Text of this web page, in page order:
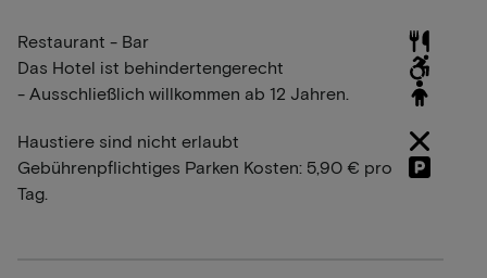
Restaurant - Bar
Das Hotel ist behindertengerecht
- Ausschließlich willkommen ab 12 Jahren.
Haustiere sind nicht erlaubt
Gebührenpflichtiges Parken Kosten: 5,90 € pro
Tag.